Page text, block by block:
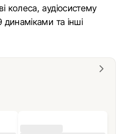
колеса, аудіосистему
динаміками та інші